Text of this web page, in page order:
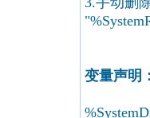
变量声明：